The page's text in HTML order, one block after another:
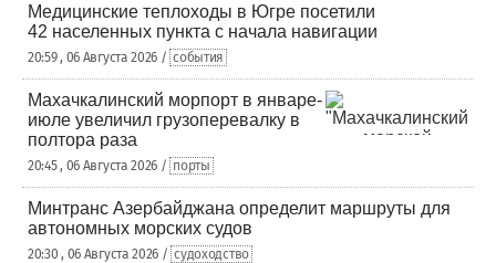
Медицинские теплоходы в Югре посетили
42 населенных пункта с начала навигации
20:59 , 06 Августа 2026 / события
Махачкалинский морпорт в январе-
июле увеличил грузоперевалку в
полтора раза
20:45 , 06 Августа 2026 / порты
Минтранс Азербайджана определит маршруты для
автономных морских судов
20:30 , 06 Августа 2026 / судоходство